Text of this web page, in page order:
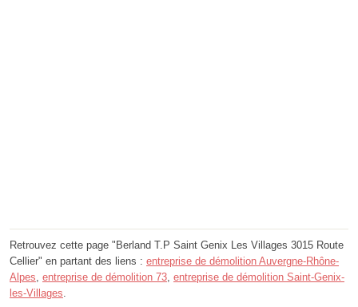
Retrouvez cette page "Berland T.P Saint Genix Les Villages 3015 Route
Cellier" en partant des liens : entreprise de démolition Auvergne-Rhône-
Alpes entreprise de démolition 73 entreprise de démolition Saint-Genix-
les-Villages